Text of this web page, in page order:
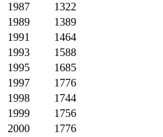
1987
1322
1989
1389
1991
1464
1993
1588
1995
1685
1997
1776
1998
1744
1999
1756
2000
1776